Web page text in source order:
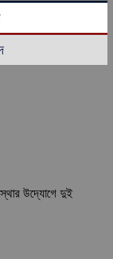
উদ্যোগে দুই